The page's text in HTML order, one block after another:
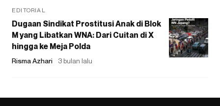
EDITORIAL
Dugaan Sindikat Prostitusi Anak di Blok
M yang Libatkan WNA: Dari Cuitan di X
hingga ke Meja Polda
Risma Azhari 3 bulan lalu